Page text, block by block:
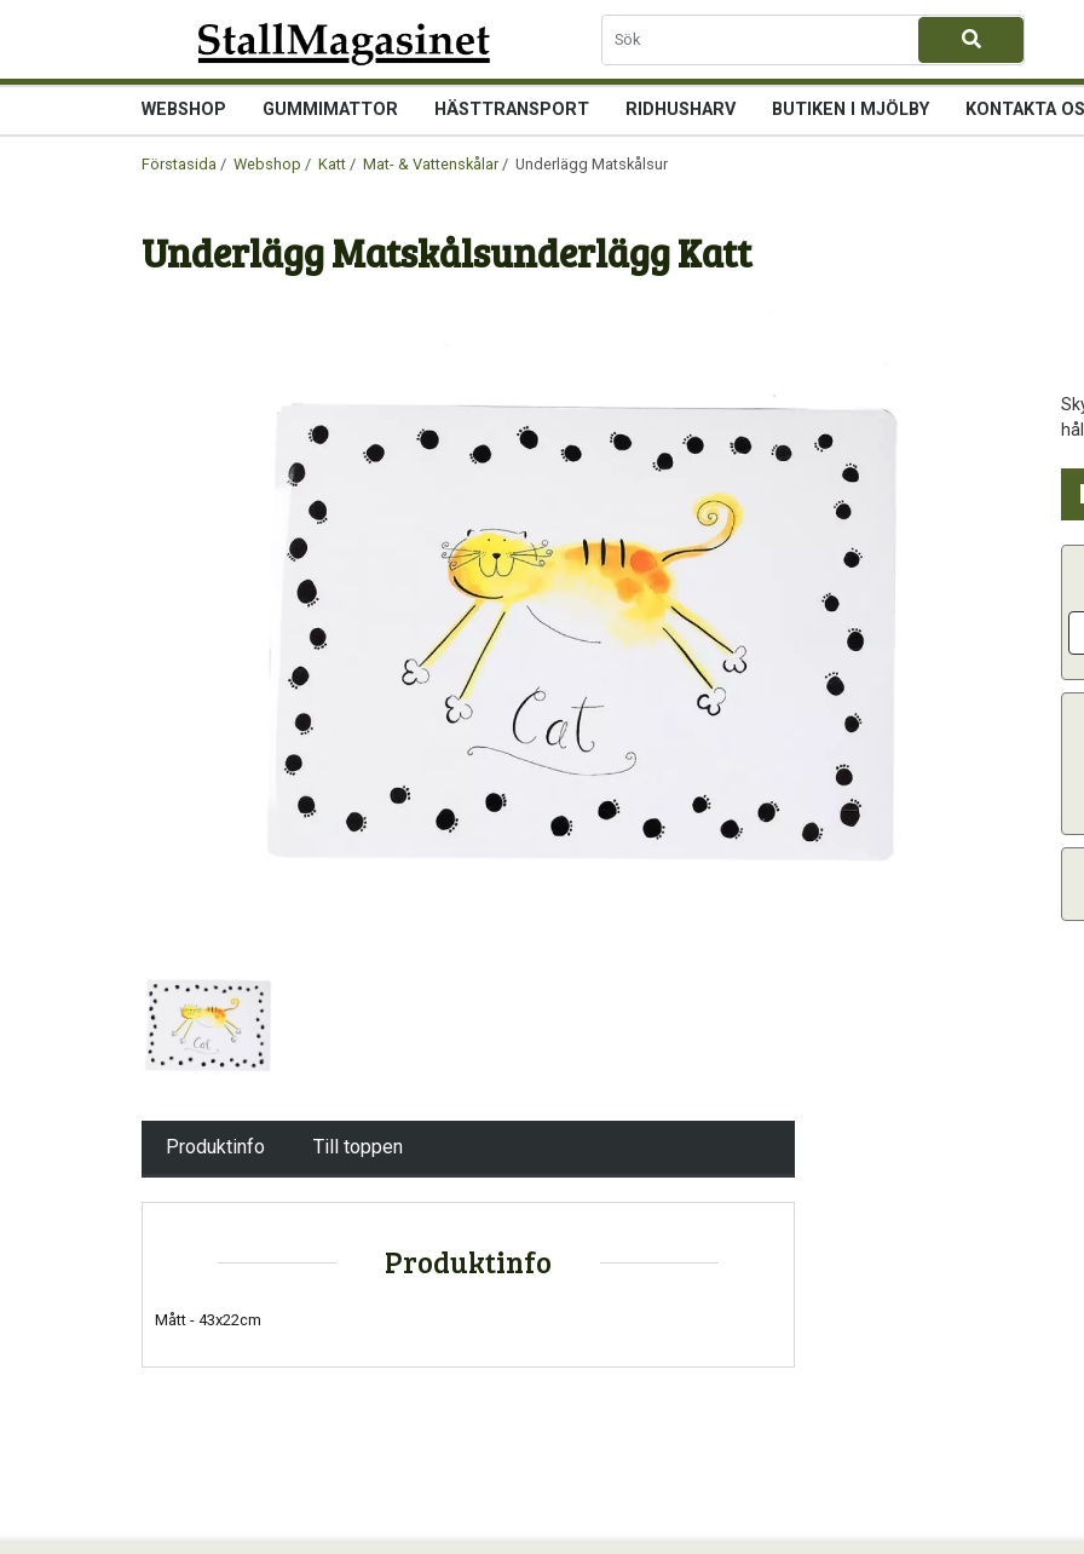
WEBSHOP GUMMIMATTOR HÄSTTRANSPORT RIDHUSHARV BUTIKEN I MJÖLBY KONTAKTA
Förstasida / Webshop / Katt / Mat- & Vattenskålar/ Underlägg Matskålsunderlägg Katt
Underlägg Matskålsunderlägg Katt
Produktinfo Till toppen
Produktinfo
Mått - 43x22cm